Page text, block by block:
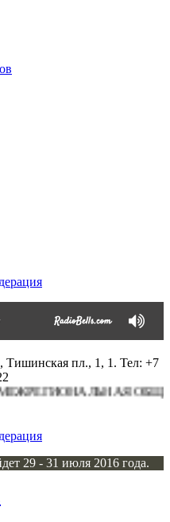
Тишинская пл., 1, 1. Тел: +7
29 - 31 июля 2016 года.